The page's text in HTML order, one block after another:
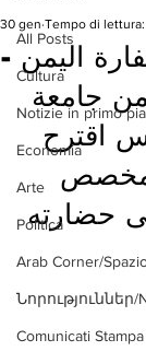
All Posts
Cultura
Notizie in primo
Economia
Arte
Politica
Arab Corner/
Նորություններ/
Comunicati Stampa
اليمن -
جامعة
اقترح
مخصص
حضارته
30 gen Tempo di lettura: